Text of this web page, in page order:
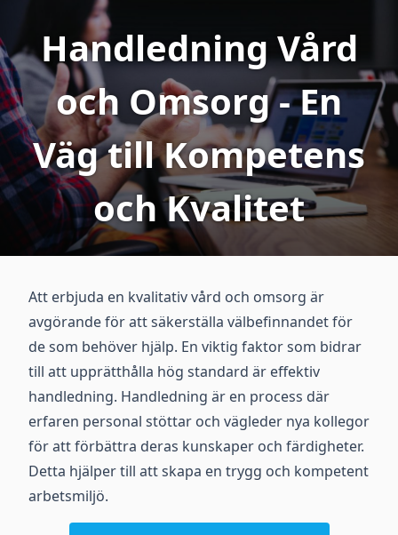
Handledning Vård
och Omsorg - En
Väg till Kompetens
och Kvalitet
Att erbjuda en kvalitativ vård och omsorg är
avgörande för att säkerställa välbefinnandet för
de som behöver hjälp. En viktig faktor som bidrar
till att upprätthålla hög standard är effektiv
handledning. Handledning är en process där
erfaren personal stöttar och vägleder nya kollegor
för att förbättra deras kunskaper och färdigheter.
Detta hjälper till att skapa en trygg och kompetent
arbetsmiljö.